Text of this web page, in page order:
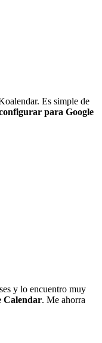
Es simple de
para Google
y lo encuentro muy
Calendar. Me ahorra